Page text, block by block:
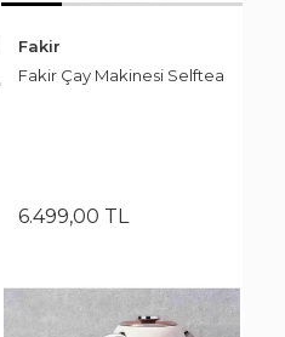
Fakir
Fakir Çay Makinesi Selftea
6.499,00 TL